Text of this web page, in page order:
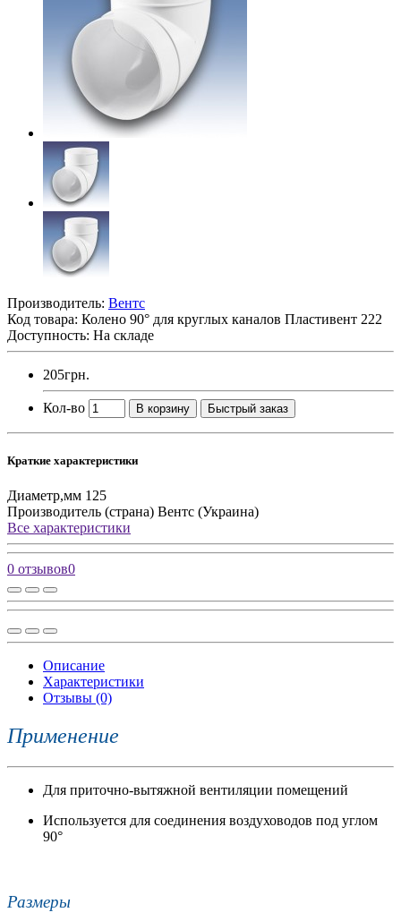
Производитель: Вентс
Код товара: Колено 90° для круглых каналов Пластивент 222
Доступность: На складе
205грн.
Кол-во В корзину Быстрый заказ
Краткие характеристики
Диаметр,мм 125
Производитель (страна) Вентс (Украина)
Все характеристики
0 отзывов0
Описание
Характеристики
Отзывы (0)
Применение
Для приточно-вытяжной вентиляции помещений
Используется для соединения воздуховодов под углом
90°
Размеры